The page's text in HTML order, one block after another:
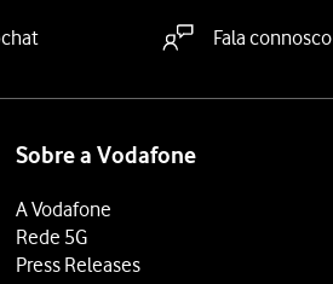
Fala connosco
Sobre a Vodafone
A Vodafone
Rede 5G
Press Releases